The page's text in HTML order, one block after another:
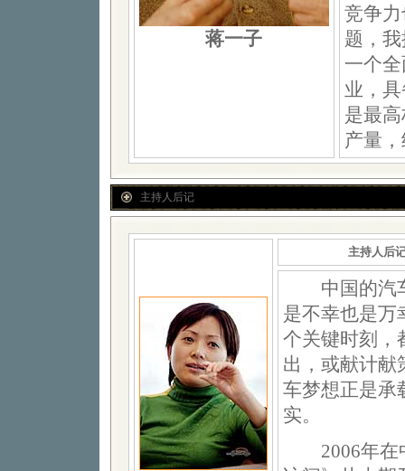
蒋一子
竞争
题，
一个
业，
是最
产量
主持人后记
主持人后
中国的汽
是不幸也是万
个关键时刻，
出，或献计献
车梦想正是承
实。
2006年在中